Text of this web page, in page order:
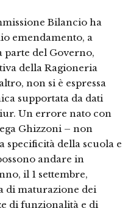
Bilancio ha
emendamento, a
parte del Governo,
della Ragioneria
non si è espressa
supportata da dati
Un errore nato con
Ghizzoni – non
specificità della scuola e
andare in
il 1 settembre,
di maturazione dei
di funzionalità e di